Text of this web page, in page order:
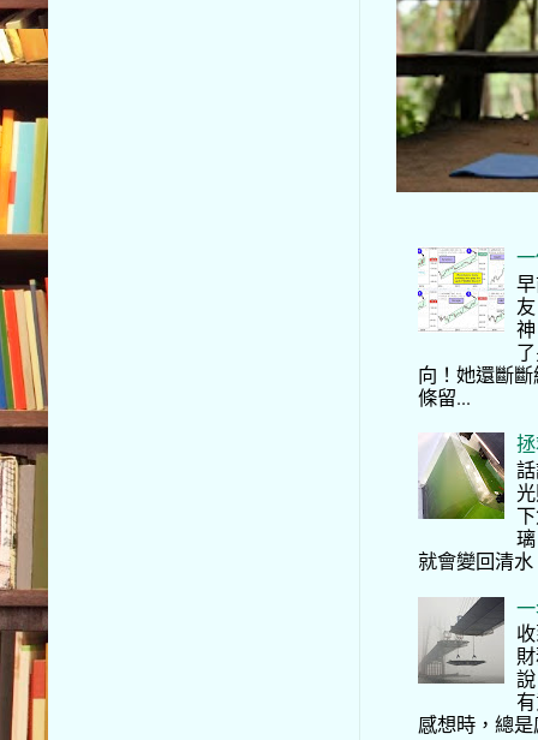
向！她還斷
條留...
就會變回清
感想時，總